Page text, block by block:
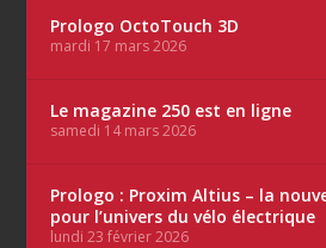
Prologo OctoTouch 3D
mardi 17 mars 2026
Le magazine 250 est en ligne
samedi 14 mars 2026
Prologo : Proxim Altius – la
pour l’univers du vélo électrique
lundi 23 février 2026